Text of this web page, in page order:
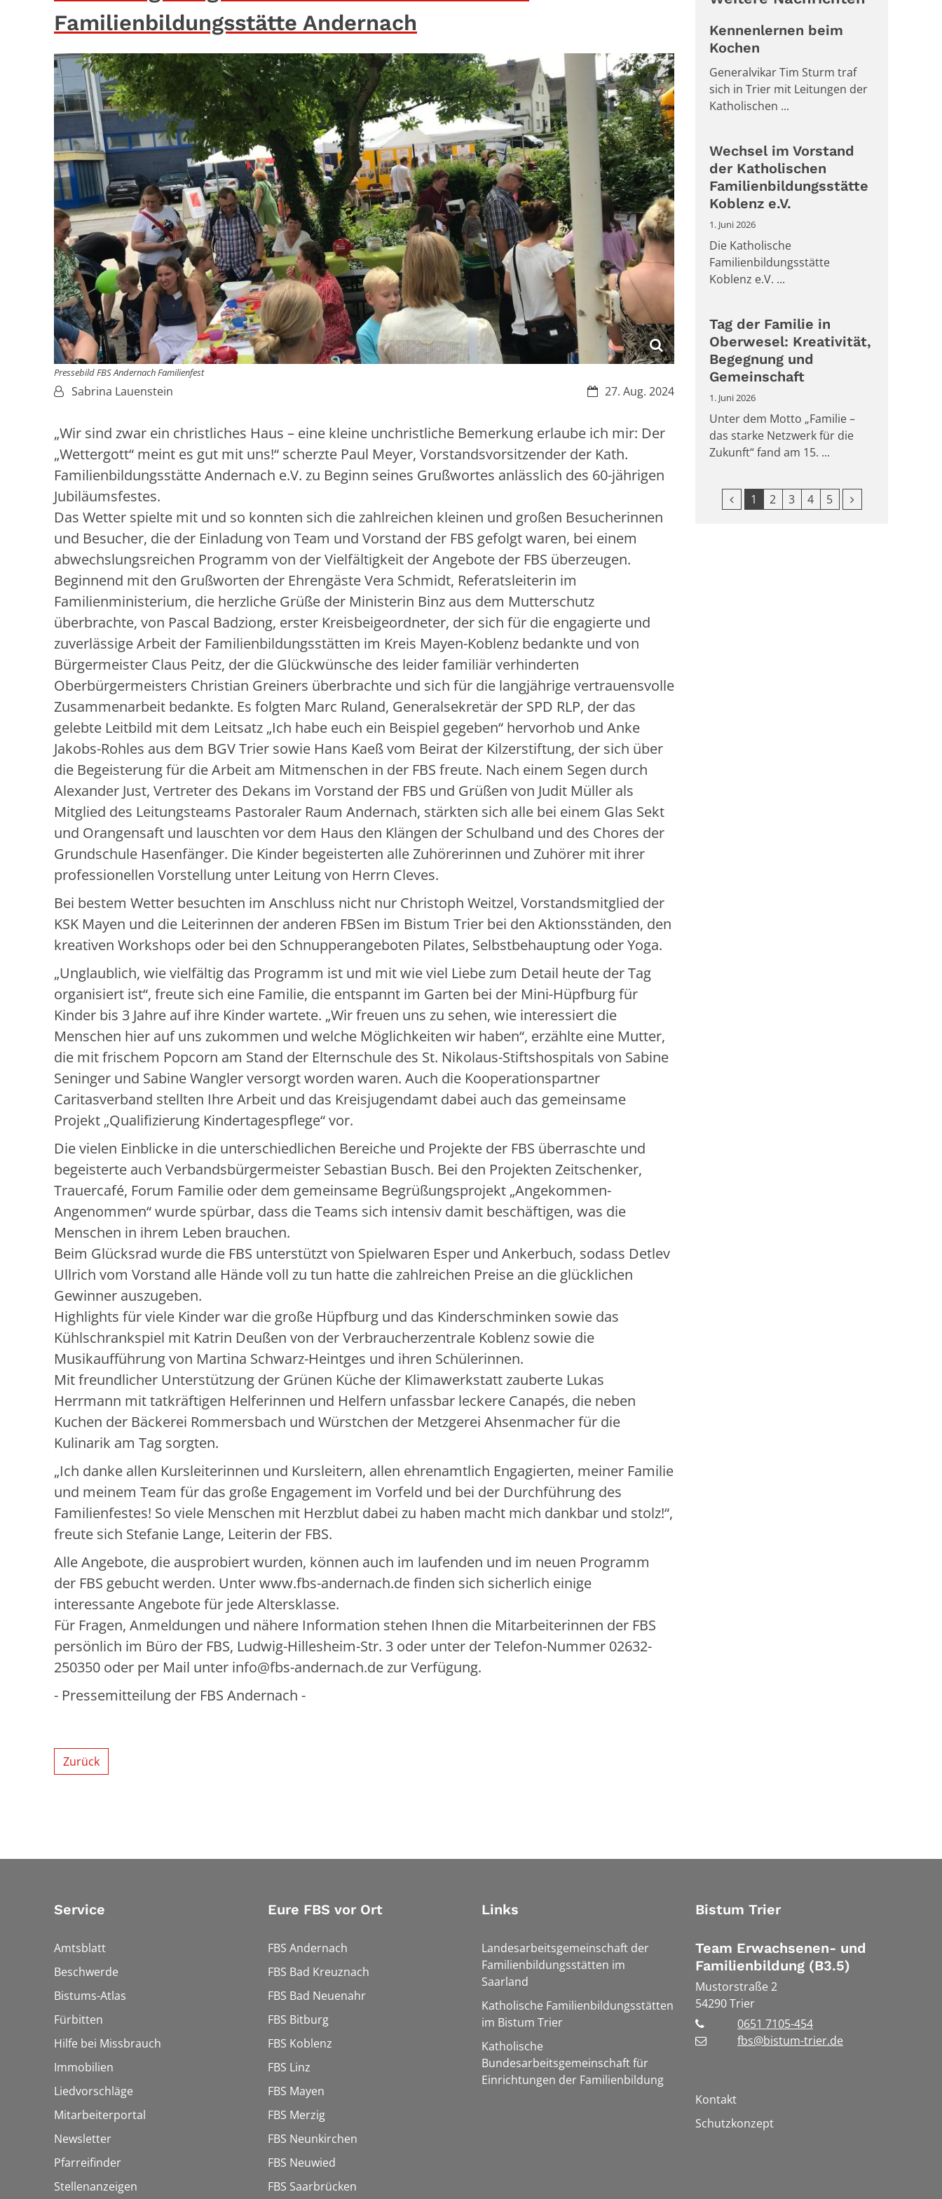
Familienbildungsstätte Andernach
Pressebild FBS Andernach Familienfest
Datum:
27. Aug. 2024
Von:Sabrina Lauenstein
„Wir sind zwar ein christliches Haus – eine kleine unchristliche Bemerkung erlaube ich mir: Der
„Wettergott“ meint es gut mit uns!“ scherzte Paul Meyer, Vorstandsvorsitzender der Kath.
Familienbildungsstätte Andernach e.V. zu Beginn seines Grußwortes anlässlich des 60-jährigen
Jubiläumsfestes.
Das Wetter spielte mit und so konnten sich die zahlreichen kleinen und großen Besucherinnen
und Besucher, die der Einladung von Team und Vorstand der FBS gefolgt waren, bei einem
abwechslungsreichen Programm von der Vielfältigkeit der Angebote der FBS überzeugen.
Beginnend mit den Grußworten der Ehrengäste Vera Schmidt, Referatsleiterin im
Familienministerium, die herzliche Grüße der Ministerin Binz aus dem Mutterschutz
überbrachte, von Pascal Badziong, erster Kreisbeigeordneter, der sich für die engagierte und
zuverlässige Arbeit der Familienbildungsstätten im Kreis Mayen-Koblenz bedankte und von
Bürgermeister Claus Peitz, der die Glückwünsche des leider familiär verhinderten
Oberbürgermeisters Christian Greiners überbrachte und sich für die langjährige vertrauensvolle
Zusammenarbeit bedankte. Es folgten Marc Ruland, Generalsekretär der SPD RLP, der das
gelebte Leitbild mit dem Leitsatz „Ich habe euch ein Beispiel gegeben“ hervorhob und Anke
Jakobs-Rohles aus dem BGV Trier sowie Hans Kaeß vom Beirat der Kilzerstiftung, der sich über
die Begeisterung für die Arbeit am Mitmenschen in der FBS freute. Nach einem Segen durch
Alexander Just, Vertreter des Dekans im Vorstand der FBS und Grüßen von Judit Müller als
Mitglied des Leitungsteams Pastoraler Raum Andernach, stärkten sich alle bei einem Glas Sekt
und Orangensaft und lauschten vor dem Haus den Klängen der Schulband und des Chores der
Grundschule Hasenfänger. Die Kinder begeisterten alle Zuhörerinnen und Zuhörer mit ihrer
professionellen Vorstellung unter Leitung von Herrn Cleves.
Bei bestem Wetter besuchten im Anschluss nicht nur Christoph Weitzel, Vorstandsmitglied der
KSK Mayen und die Leiterinnen der anderen FBSen im Bistum Trier bei den Aktionsständen, den
kreativen Workshops oder bei den Schnupperangeboten Pilates, Selbstbehauptung oder Yoga.
„Unglaublich, wie vielfältig das Programm ist und mit wie viel Liebe zum Detail heute der Tag
organisiert ist“, freute sich eine Familie, die entspannt im Garten bei der Mini-Hüpfburg für
Kinder bis 3 Jahre auf ihre Kinder wartete. „Wir freuen uns zu sehen, wie interessiert die
Menschen hier auf uns zukommen und welche Möglichkeiten wir haben“, erzählte eine Mutter,
die mit frischem Popcorn am Stand der Elternschule des St. Nikolaus-Stiftshospitals von Sabine
Seninger und Sabine Wangler versorgt worden waren. Auch die Kooperationspartner
Caritasverband stellten Ihre Arbeit und das Kreisjugendamt dabei auch das gemeinsame
Projekt „Qualifizierung Kindertagespflege“ vor.
Die vielen Einblicke in die unterschiedlichen Bereiche und Projekte der FBS überraschte und
begeisterte auch Verbandsbürgermeister Sebastian Busch. Bei den Projekten Zeitschenker,
Trauercafé, Forum Familie oder dem gemeinsame Begrüßungsprojekt „Angekommen-
Angenommen“ wurde spürbar, dass die Teams sich intensiv damit beschäftigen, was die
Menschen in ihrem Leben brauchen.
Beim Glücksrad wurde die FBS unterstützt von Spielwaren Esper und Ankerbuch, sodass Detlev
Ullrich vom Vorstand alle Hände voll zu tun hatte die zahlreichen Preise an die glücklichen
Gewinner auszugeben.
Highlights für viele Kinder war die große Hüpfburg und das Kinderschminken sowie das
Kühlschrankspiel mit Katrin Deußen von der Verbraucherzentrale Koblenz sowie die
Musikaufführung von Martina Schwarz-Heintges und ihren Schülerinnen.
Mit freundlicher Unterstützung der Grünen Küche der Klimawerkstatt zauberte Lukas
Herrmann mit tatkräftigen Helferinnen und Helfern unfassbar leckere Canapés, die neben
Kuchen der Bäckerei Rommersbach und Würstchen der Metzgerei Ahsenmacher für die
Kulinarik am Tag sorgten.
„Ich danke allen Kursleiterinnen und Kursleitern, allen ehrenamtlich Engagierten, meiner Familie
und meinem Team für das große Engagement im Vorfeld und bei der Durchführung des
Familienfestes! So viele Menschen mit Herzblut dabei zu haben macht mich dankbar und stolz!“,
freute sich Stefanie Lange, Leiterin der FBS.
Alle Angebote, die ausprobiert wurden, können auch im laufenden und im neuen Programm
der FBS gebucht werden. Unter www.fbs-andernach.de finden sich sicherlich einige
interessante Angebote für jede Altersklasse.
Für Fragen, Anmeldungen und nähere Information stehen Ihnen die Mitarbeiterinnen der FBS
persönlich im Büro der FBS, Ludwig-Hillesheim-Str. 3 oder unter der Telefon-Nummer 02632-
250350 oder per Mail unter info@fbs-andernach.de zur Verfügung.
- Pressemitteilung der FBS Andernach -
Zurück
Kennenlernen beim
Kochen
Generalvikar Tim Sturm traf
sich in Trier mit Leitungen der
Katholischen ...
Wechsel im Vorstand
der Katholischen
Familienbildungsstätte
Koblenz e.V.
1. Juni 2026
Die Katholische
Familienbildungsstätte
Koblenz e.V. ...
Tag der Familie in
Oberwesel: Kreativität,
Begegnung und
Gemeinschaft
1. Juni 2026
Unter dem Motto „Familie –
das starke Netzwerk für die
Zukunft“ fand am 15. ...
Vorherige Seite
1 2 3 4 5 Nächste Seite
Service
Amtsblatt
Beschwerde
Bistums-Atlas
Fürbitten
Hilfe bei Missbrauch
Immobilien
Liedvorschläge
Mitarbeiterportal
Newsletter
Pfarreifinder
Stellenanzeigen
Eure FBS vor Ort
FBS Andernach
FBS Bad Kreuznach
FBS Bad Neuenahr
FBS Bitburg
FBS Koblenz
FBS Linz
FBS Mayen
FBS Merzig
FBS Neunkirchen
FBS Neuwied
FBS Saarbrücken
Links
Landesarbeitsgemeinschaft der
Familienbildungsstätten im
Saarland
Katholische Familienbildungsstätten
im Bistum Trier
Katholische
Bundesarbeitsgemeinschaft für
Einrichtungen der Familienbildung
Bistum Trier
Team Erwachsenen- und
Familienbildung (B3.5)
Mustorstraße 2
54290Trier
0651 7105-454
fbs@bistum-trier.de
Kontakt
Schutzkonzept